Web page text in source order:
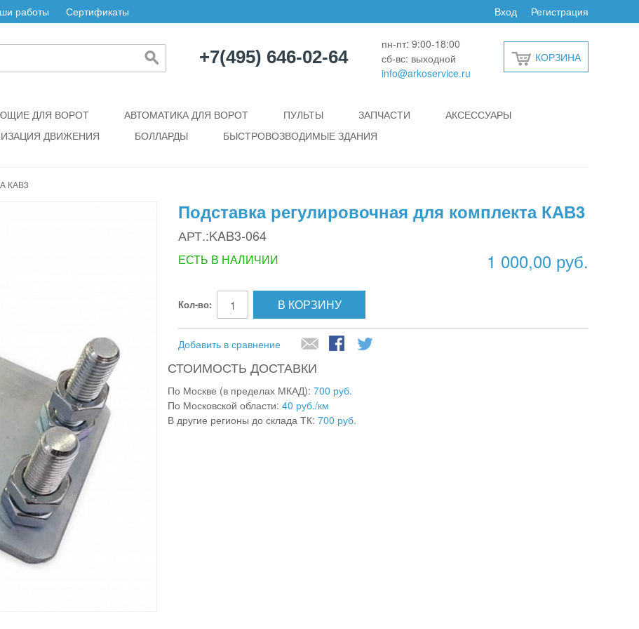
работы Сертификаты Регистрация
Вход
+7(495) 646-02-64
пн-пт: 9:00-18:00
сб-вс: выходной
info@arkoservice.ru
КОРЗИНА
ДЛЯ ВОРОТ АВТОМАТИКА ДЛЯ ВОРОТ ПУЛЬТЫ ЗАПЧАСТИ
АКСЕССУАРЫ
ДВИЖЕНИЯ БОЛЛАРДЫ
БЫСТРОВОЗВОДИМЫЕ ЗДАНИЯ
КАВ3
Подставка регулировочная для комплекта КАВ3
АРТ.:KAB3-064
1 000,00 руб.
ЕСТЬ В НАЛИЧИИ
Кол-во: В КОРЗИНУ
Добавить в сравнение
СТОИМОСТЬ ДОСТАВКИ
По Москве (в пределах МКАД): 700 руб.
По Московской области: 40 руб./км
В другие регионы до склада ТК: 700 руб.